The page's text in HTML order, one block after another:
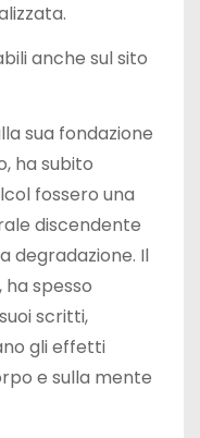
anche sul sito
sua fondazione
ha subito
fossero una
discendente
degradazione. Il
ha spesso
scritti,
gli effetti
e sulla mente